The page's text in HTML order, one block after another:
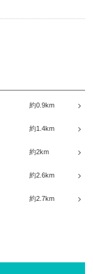
約0.9km
約1.4km
約2km
約2.6km
約2.7km